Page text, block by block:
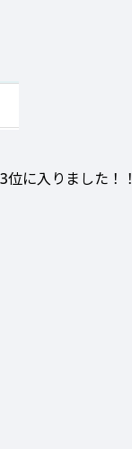
に入りました！！